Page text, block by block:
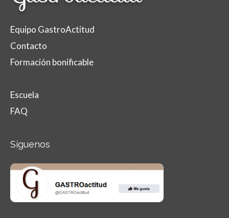
Equipo GastroActitud
Contacto
Formación bonificable
Escuela
FAQ
Síguenos